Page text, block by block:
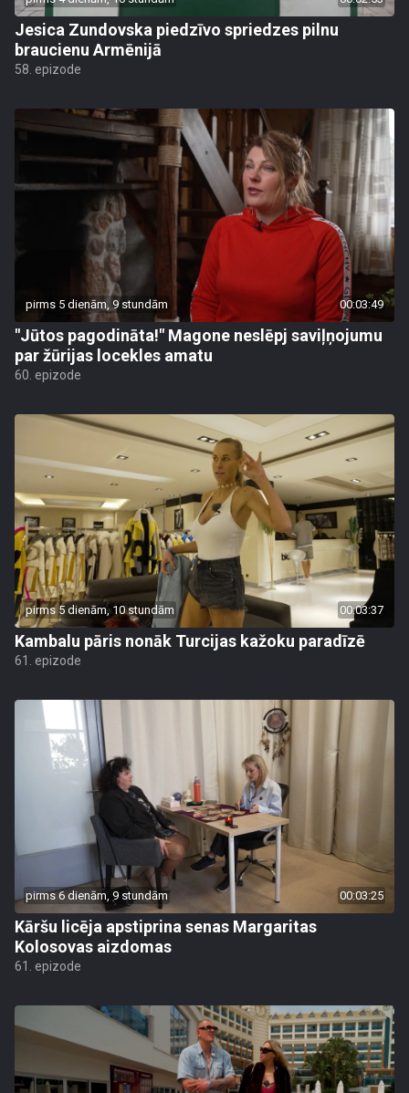
Jesica Zundovska piedzīvo spriedzes pilnu
braucienu Armēnijā
58. epizode
pirms 5 dienām, 9 stundām 00:03:49
"Jūtos pagodināta!" Magone neslēpj saviļņojumu
par žūrijas locekles amatu
60. epizode
pirms 5 dienām, 10 stundām 00:03:37
Kambalu pāris nonāk Turcijas kažoku paradīzē
61. epizode
pirms 6 dienām, 9 stundām 00:03:25
Kāršu licēja apstiprina senas Margaritas
Kolosovas aizdomas
61. epizode